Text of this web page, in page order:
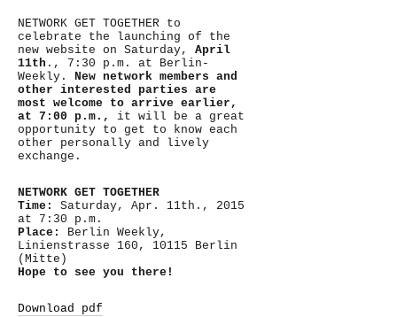
NETWORK GET TOGETHER to
celebrate the launching of the
new website on Saturday, April
11th ., 7:30 p.m. at Berlin-
Weekly. New network members and
other interested parties are
most welcome to arrive earlier,
at 7:00 p.m., it will be a great
opportunity to get to know each
other personally and lively
exchange.
NETWORK GET TOGETHER
Time:
Saturday, Apr. 11th., 2015
at 7:30 p.m.
Place:
Berlin Weekly,
Linienstrasse 160, 10115 Berlin
(Mitte)
Hope to see you there!
Download pdf